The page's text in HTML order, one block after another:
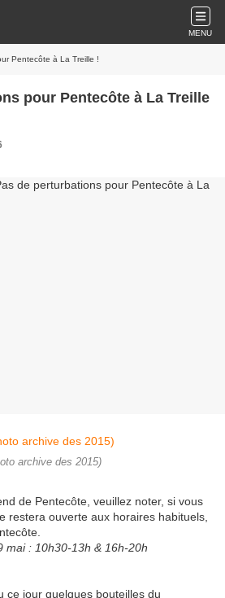
MENU
Pentecôte à La Treille !
pour Pentecôte à La Treille
archive des 2015)
de Pentecôte, veuillez noter, si vous
restera ouverte aux horaires habituels,
mai : 10h30-13h & 16h-20h
ce jour quelques bouteilles du